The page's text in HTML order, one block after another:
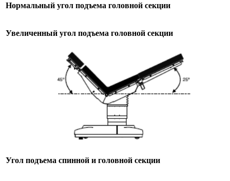
Нормальный угол подъема головной секции
Увеличенный угол подъема головной секции
Угол подъема спинной и головной секции